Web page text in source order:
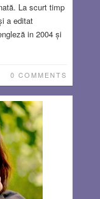
La scurt timp
a editat
in 2004 și
0 COMMENTS